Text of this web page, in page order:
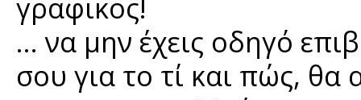
γραφικος!
… να μην έχεις οδηγό
σου για το τί και πώς,